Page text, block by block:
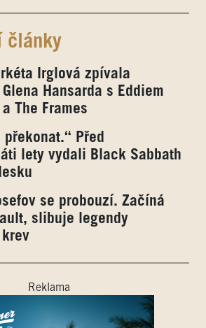
články
Irglová zpívala
Hansarda s Eddiem
The Frames
Před
lety vydali Black Sabbath
se probouzí. Začíná
slibuje legendy
Reklama